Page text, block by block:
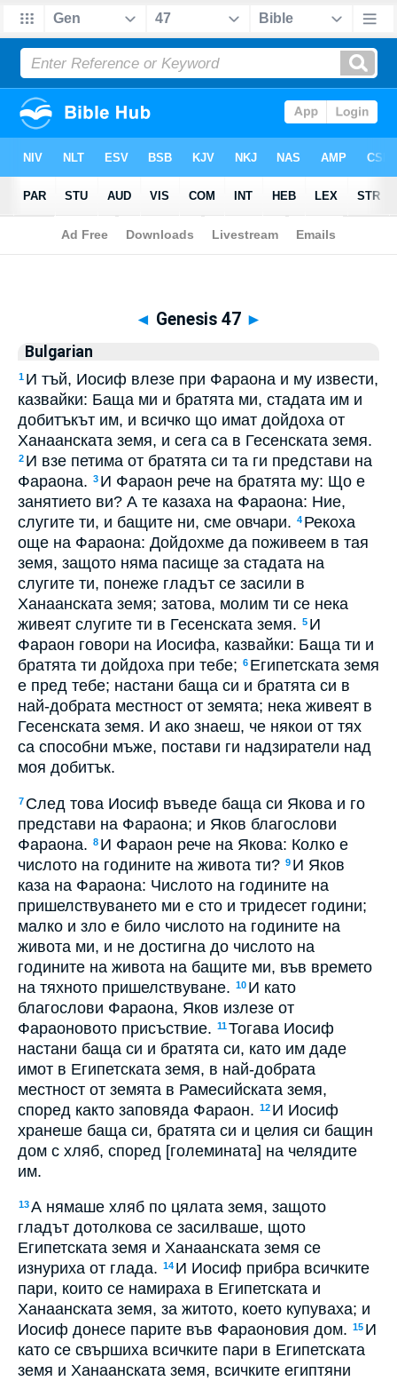
Biblia>Bulgarian> Genesis 47
◄ Genesis 47 ►
Bulgarian
1 И тъй, Иосиф влезе при Фараона и му извести,
казвайки: Баща ми и братята ми, стадата им и
добитъкът им, и всичко що имат дойдоха от
Ханаанската земя, и сега са в Гесенската земя.
2 И взе петима от братята си та ги представи на
Фараона. 3 И Фараон рече на братята му: Що е
занятието ви? А те казаха на Фараона: Ние,
слугите ти, и бащите ни, сме овчари. 4 Рекоха
още на Фараона: Дойдохме да поживеем в тая
земя, защото няма пасище за стадата на
слугите ти, понеже гладът се засили в
Ханаанската земя; затова, молим ти се нека
живеят слугите ти в Гесенската земя. 5 И
Фараон говори на Иосифа, казвайки: Баща ти и
братята ти дойдоха при тебе; 6 Египетската земя
е пред тебе; настани баща си и братята си в
най-добрата местност от земята; нека живеят в
Гесенската земя. И ако знаеш, че някои от тях
са способни мъже, постави ги надзиратели над
моя добитък.
7 След това Иосиф въведе баща си Якова и го
представи на Фараона; и Яков благослови
Фараона. 8 И Фараон рече на Якова: Колко е
числото на годините на живота ти? 9 И Яков
каза на Фараона: Числото на годините на
пришелствуването ми е сто и тридесет години;
малко и зло е било числото на годините на
живота ми, и не достигна до числото на
годините на живота на бащите ми, във времето
на тяхното пришелствуване. 10 И като
благослови Фараона, Яков излезе от
Фараоновото присъствие. 11Тогава Иосиф
настани баща си и братята си, като им даде
имот в Египетската земя, в най-добрата
местност от земята в Рамесийската земя,
според както заповяда Фараон. 12 И Иосиф
хранеше баща си, братята си и целия си бащин
дом с хляб, според [големината] на челядите
им.
13А нямаше хляб по цялата земя, защото
гладът дотолкова се засилваше, щото
Египетската земя и Ханаанската земя се
изнуриха от глада. 14 И Иосиф прибра всичките
пари, които се намираха в Египетската и
Ханаанската земя, за житото, което купуваха; и
Иосиф донесе парите във Фараоновия дом. 15 И
като се свършиха всичките пари в Египетската
земя и Ханаанската земя, всичките египтяни